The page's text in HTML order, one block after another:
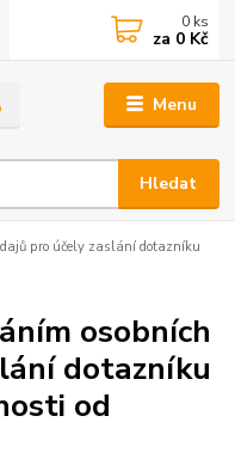
Menu
Hledat
0 ks
za 0 Kč
pro účely zaslání dotazníku
osobních
dotazníku
od